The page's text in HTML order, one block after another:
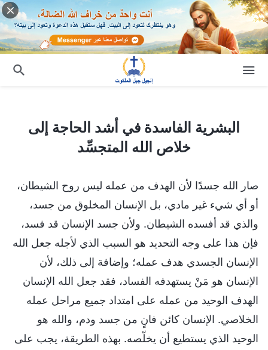
البشرية الفاسدة في أشد الحاجة إلى خلاص الله المتجسِّد
البشرية الفاسدة في أشد الحاجة إلى
خلاص الله المتجسِّد
صار الله جسدًا لأن الهدف من عمله ليس روح الشيطان،
أو أي شيء غير مادي، بل الإنسان المخلوق من جسد،
والذي قد أفسده الشيطان. ولأن جسد الإنسان قد فسد،
فإن هذا على وجه التحديد هو السبب الذي لأجله جعل الله
الإنسان الجسدي هدف عمله؛ وإضافة إلى ذلك، لأن
الإنسان هو مَنْ يستهدفه الفساد، فقد جعل الله الإنسان
الهدف الوحيد من عمله على امتداد جميع مراحل عمله
الخلاصي. الإنسان كائن فانٍ من جسد ودم، والله هو
الوحيد الذي يستطيع أن يخلّصه. بهذه الطريقة، يجب على